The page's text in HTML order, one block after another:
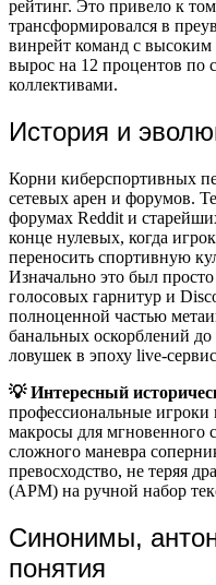
рейтинг. Это привело к
трансформировался в
винрейт команд с высоким
вырос на 12 процентов по
коллективами.
История и
Корни киберспортивных
сетевых арен и форумов.
форумах Reddit и
конце нулевых, когда
переносить спортивную
Изначально это был
голосовых гарнитур и
полноценной частью
банальных оскорблений
ловушек в эпоху live-
💡 Интересный
профессиональные
макросы для мгновенного
сложного маневра
превосходство, не теряя
(APM) на ручной набор
Синонимы,
понятия